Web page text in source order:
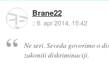
Brane22
::6. apr 2014, 15:42
Ne seri. Seveda govorimo o
zakoniti diskriminaciji.